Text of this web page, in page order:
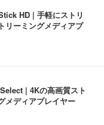
HD | 手軽にストリ
リーミングメディアプ
| 4Kの高画質スト
メディアプレイヤー